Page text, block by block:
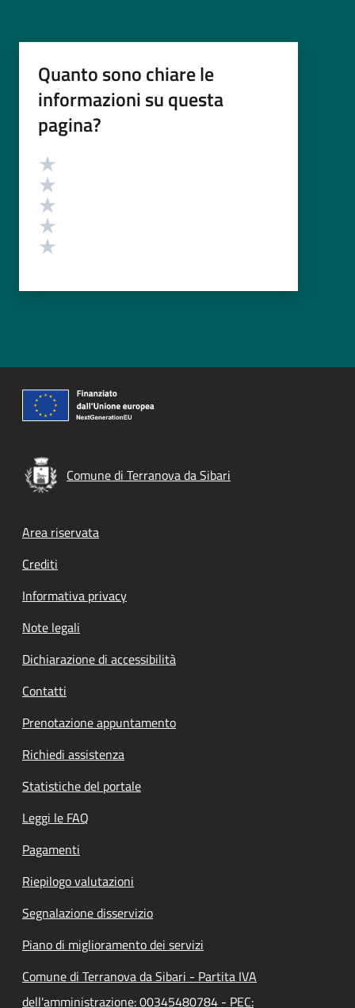
Quanto sono chiare le
informazioni su questa
pagina?
Valutazione
Comune di Terranova da Sibari
Footer menu
Area riservata
Crediti
Informativa privacy
Note legali
Dichiarazione di accessibilità
Contatti
Prenotazione appuntamento
Richiedi assistenza
Statistiche del portale
Leggi le FAQ
Pagamenti
Riepilogo valutazioni
Segnalazione disservizio
Piano di miglioramento dei servizi
Comune di Terranova da Sibari - Partita IVA
dell'amministrazione: 00345480784 - PEC: